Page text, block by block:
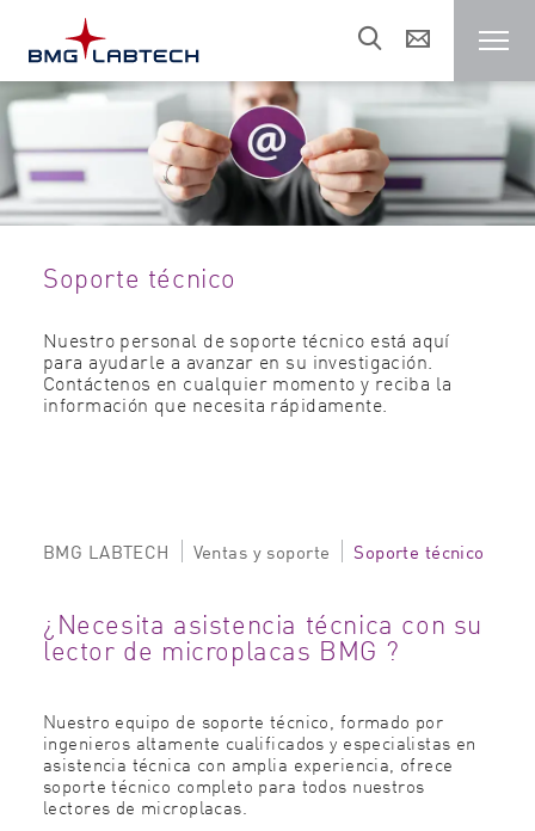
Lectores de microplacas
Clientes
Áreas de investigación
Recursos
Soporte técnico
Nuestro personal de soporte técnico está aquí
para ayudarle a avanzar en su investigación.
Contáctenos en cualquier momento y reciba la
información que necesita rápidamente.
BMG LABTECH Ventas y soporte Soporte técnico
¿Necesita asistencia técnica con su
lector de microplacas BMG ?
Nuestro equipo de soporte técnico, formado por
ingenieros altamente cualificados y especialistas en
asistencia técnica con amplia experiencia, ofrece
soporte técnico completo para todos nuestros
lectores de microplacas.